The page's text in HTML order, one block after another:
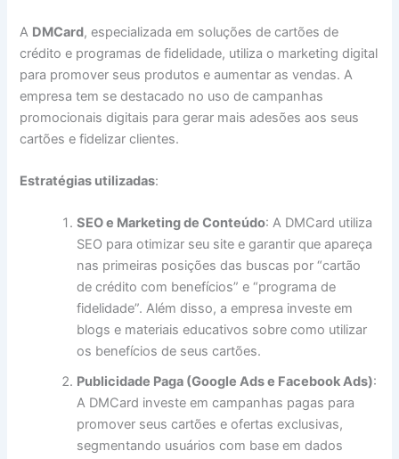
A DMCard, especializada em soluções de cartões de
crédito e programas de fidelidade, utiliza o marketing digital
para promover seus produtos e aumentar as vendas. A
empresa tem se destacado no uso de campanhas
promocionais digitais para gerar mais adesões aos seus
cartões e fidelizar clientes.
Estratégias utilizadas:
SEO e Marketing de Conteúdo: A DMCard utiliza
SEO para otimizar seu site e garantir que apareça
nas primeiras posições das buscas por “cartão
de crédito com benefícios” e “programa de
fidelidade”. Além disso, a empresa investe em
blogs e materiais educativos sobre como utilizar
os benefícios de seus cartões.
Publicidade Paga (Google Ads e Facebook Ads):
A DMCard investe em campanhas pagas para
promover seus cartões e ofertas exclusivas,
segmentando usuários com base em dados